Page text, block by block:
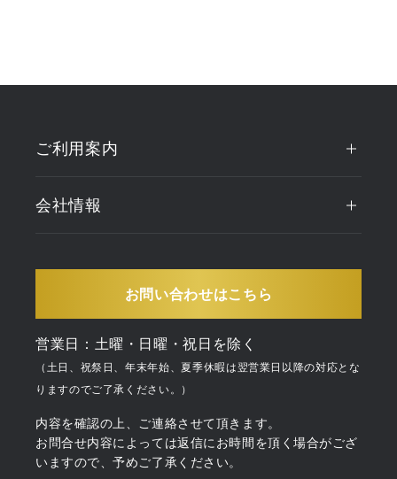
ご利用案内
会社情報
お問い合わせはこちら
営業日：土曜・日曜・祝日を除く
（土日、祝祭日、年末年始、夏季休暇は翌営業日以降の対応とな
りますのでご了承ください。）
内容を確認の上、ご連絡させて頂きます。
お問合せ内容によっては返信にお時間を頂く場合がござ
いますので、予めご了承ください。